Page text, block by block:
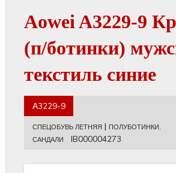
Aowei A3229-9
(п/ботинки)
текстиль синие
А3229-9
СПЕЦОБУВЬ ЛЕТНЯЯ | ПОЛУБОТИНКИ,
САНДАЛИ
IB000004273